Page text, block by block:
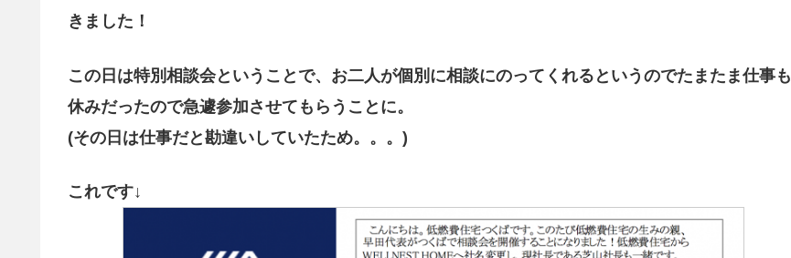
きました！
この日は特別相談会ということで、お二人が個別に相談にのってくれるというのでたまたま仕事も
休みだったので急遽参加させてもらうことに。
(その日は仕事だと勘違いしていたため。。。)
これです↓